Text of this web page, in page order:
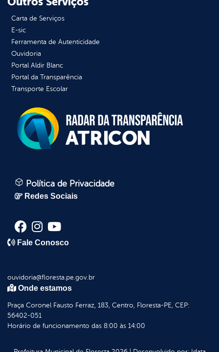
Carta de Serviços
E-sic
Ferramenta de Autenticidade
Ouvidoria
Portal Aldir Blanc
Portal da Transparência
Transporte Escolar
Política de Privacidade
Redes Sociais
Fale Conosco
ouvidoria@floresta.pe.gov.br
Onde estamos
Praça Coronel Fausto Ferraz, 183, Centro, Floresta-PE, CEP:
56402-051
Horário de funcionamento das 8:00 às 14:00